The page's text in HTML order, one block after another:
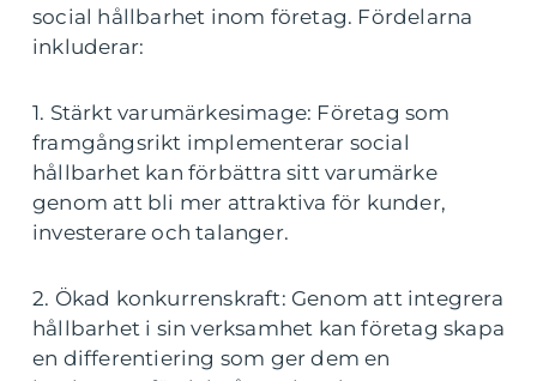
social hållbarhet inom företag. Fördelarna
inkluderar:
1. Stärkt varumärkesimage: Företag som
framgångsrikt implementerar social
hållbarhet kan förbättra sitt varumärke
genom att bli mer attraktiva för kunder,
investerare och talanger.
2. Ökad konkurrenskraft: Genom att integrera
hållbarhet i sin verksamhet kan företag skapa
en differentiering som ger dem en